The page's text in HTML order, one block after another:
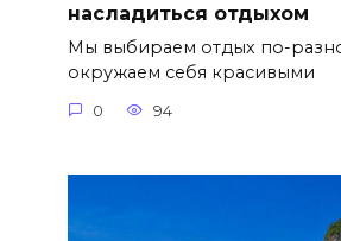
насладиться отдыхом
Мы выбираем отдых по-
окружаем себя красивыми
0 94